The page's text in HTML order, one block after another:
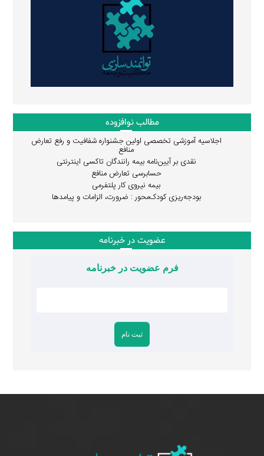
مطالب نوافزوده
اجلاسیه آموزشی تخصصی اولین جشنواره شفافیت و رفع تعارض
منافع
نقدی بر آیین‌نامه بیمه رانندگان تاکسی اینترنتی
حسابرسی تعارض منافع
بیمه نیروی کار پلتفرمی
بودجه‌ریزی کودک‌محور : ضرورت، الزامات و پیامدها
عضویت در خبرنامه
فرم عضویت در خبرنامه